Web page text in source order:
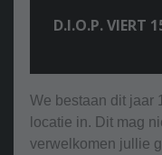
D.I.O.P. VIERT
We bestaan dit jaar
locatie in. Dit mag
verwelkomen jullie